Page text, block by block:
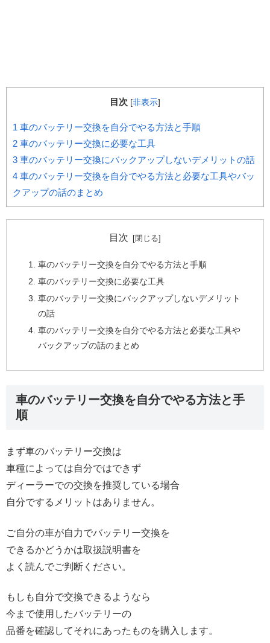
目次 [非表示]
1 車のバッテリー交換を自分でやる方法と手順
2 車のバッテリー交換に必要な工具
3 車のバッテリー交換にバックアップしないデメリットの話
4 車のバッテリー交換を自分でやる方法と必要な工具やバッ
クアップの話のまとめ
目次
車のバッテリー交換を自分でやる方法と手順
車のバッテリー交換に必要な工具
車のバッテリー交換にバックアップしないデメリット
の話
車のバッテリー交換を自分でやる方法と必要な工具や
バックアップの話のまとめ
車のバッテリー交換を自分でやる方法と手
順
まず車のバッテリー交換は
車種によっては自分ではできず
ディーラーでの交換を推奨している場合
自分でするメリットはありません。
ご自分の車が自力でバッテリー交換を
できるかどうかは取扱説明書を
よく読んでご判断ください。
もしも自分で交換できるようなら
今まで使用したバッテリーの
品番を確認してそれにあったものを購入します。